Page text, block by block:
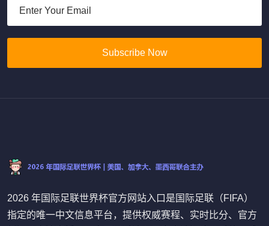
Subscribe Now
2026 年国际足联世界杯官方网站入口是国际足联（FIFA）
指定的唯一中文信息平台，提供权威赛程、实时比分、官方